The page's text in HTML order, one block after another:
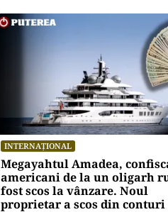
INTERNAȚIONAL
Megayahtul Amadea,
americani de la un oligarh
fost scos la vânzare. Noul
proprietar a scos din conturi